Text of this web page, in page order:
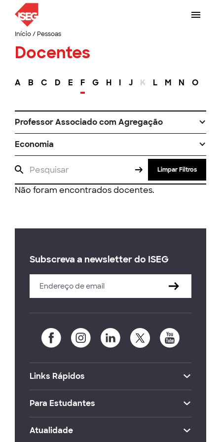
Início/ Pessoas
Docentes
A B C D E F G H I J K L M N O
Professor Associado com Agregação
Economia
Limpar Filtros
Não foram encontrados docentes.
Subscreva a newsletter do ISEG
Links Rápidos
Para Estudantes
Atualidade